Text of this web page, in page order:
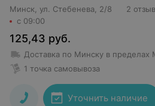
Минск, ул. Стебенева, 2/8
с 09:00
2
125,43 руб.
Доставка по Минску в пределах
1 точка самовывоза
Уточнить наличие